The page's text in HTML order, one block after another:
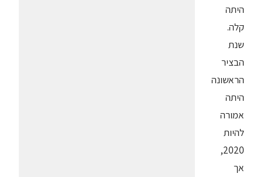
היתה
קלה.
שנת
הבציר
הראשונה
היתה
אמורה
להיות
2020,
אך